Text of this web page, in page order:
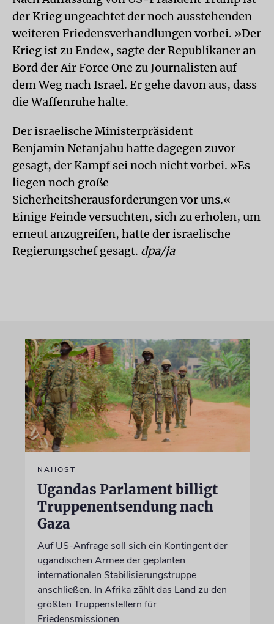
der Krieg ungeachtet der noch ausstehenden
weiteren Friedensverhandlungen vorbei. »Der
Krieg ist zu Ende«, sagte der Republikaner an
Bord der Air Force One zu Journalisten auf
dem Weg nach Israel. Er gehe davon aus, dass
die Waffenruhe halte.
Der israelische Ministerpräsident
Benjamin Netanjahu hatte dagegen zuvor
gesagt, der Kampf sei noch nicht vorbei. »Es
liegen noch große
Sicherheitsherausforderungen vor uns.«
Einige Feinde versuchten, sich zu erholen, um
erneut anzugreifen, hatte der israelische
Regierungschef gesagt. dpa/ja
NAHOST
Ugandas Parlament billigt
Truppenentsendung nach
Gaza
Auf US-Anfrage soll sich ein Kontingent der
ugandischen Armee der geplanten
internationalen Stabilisierungstruppe
anschließen. In Afrika zählt das Land zu den
größten Truppenstellern für
Friedensmissionen